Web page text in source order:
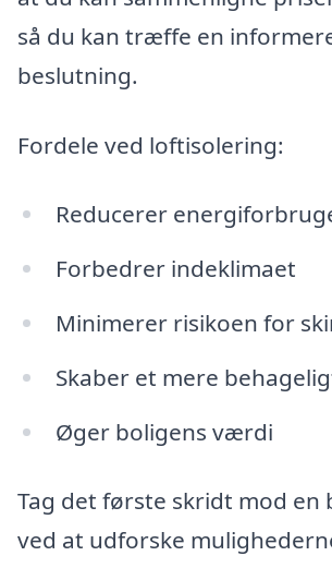
så du kan træffe en
beslutning.
Fordele ved loftisolering:
Reducerer
Forbedrer indeklimaet
Minimerer risikoen for
Skaber et mere
Øger boligens værdi
Tag det første skridt mod en
ved at udforske